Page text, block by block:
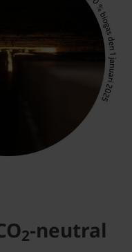
2-neutral